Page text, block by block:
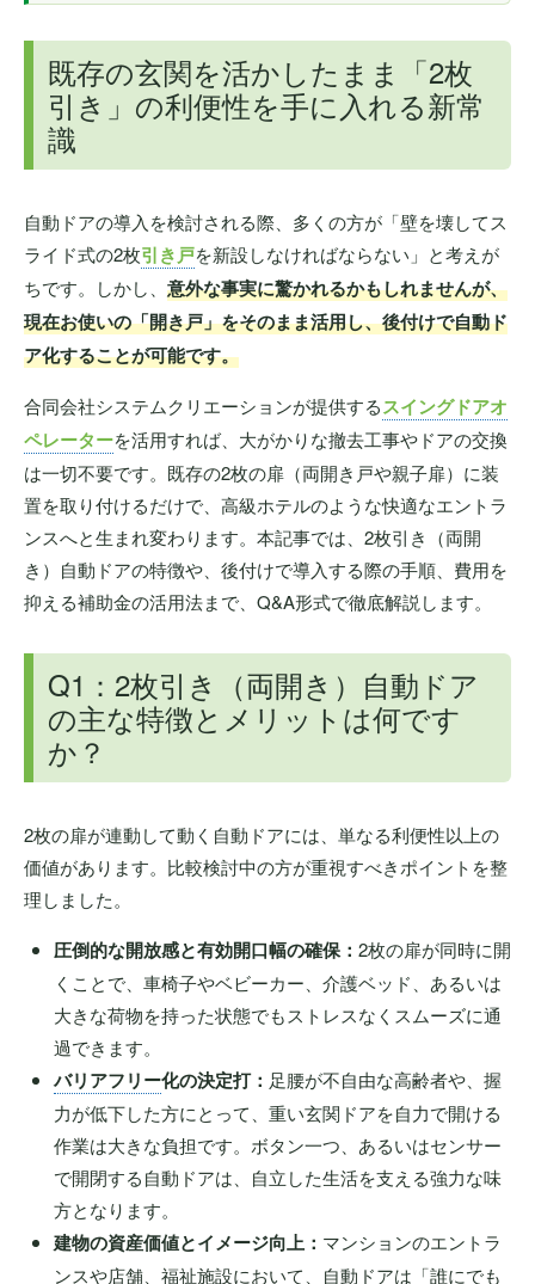
既存の玄関を活かしたまま「2枚
引き」の利便性を手に入れる新常
識
自動ドアの導入を検討される際、多くの方が「壁を壊してス
ライド式の2枚引き戸を新設しなければならない」と考えが
ちです。しかし、 意外な事実に驚かれるかもしれませんが、
現在お使いの「開き戸」をそのまま活用し、後付けで自動ド
ア化することが可能です。
合同会社システムクリエーションが提供するスイングドアオ
ペレーターを活用すれば、大がかりな撤去工事やドアの交換
は一切不要です。既存の2枚の扉（両開き戸や親子扉）に装
置を取り付けるだけで、高級ホテルのような快適なエントラ
ンスへと生まれ変わります。本記事では、2枚引き（両開
き）自動ドアの特徴や、後付けで導入する際の手順、費用を
抑える補助金の活用法まで、Q&A形式で徹底解説します。
Q1：2枚引き（両開き）自動ドア
の主な特徴とメリットは何です
か？
2枚の扉が連動して動く自動ドアには、単なる利便性以上の
価値があります。比較検討中の方が重視すべきポイントを整
理しました。
圧倒的な開放感と有効開口幅の確保： 2枚の扉が同時に開
くことで、車椅子やベビーカー、介護ベッド、あるいは
大きな荷物を持った状態でもストレスなくスムーズに通
過できます。
バリアフリー化の決定打： 足腰が不自由な高齢者や、握
力が低下した方にとって、重い玄関ドアを自力で開ける
作業は大きな負担です。ボタン一つ、あるいはセンサー
で開閉する自動ドアは、自立した生活を支える強力な味
方となります。
建物の資産価値とイメージ向上： マンションのエントラ
ンスや店舗、福祉施設において、自動ドアは「誰にでも